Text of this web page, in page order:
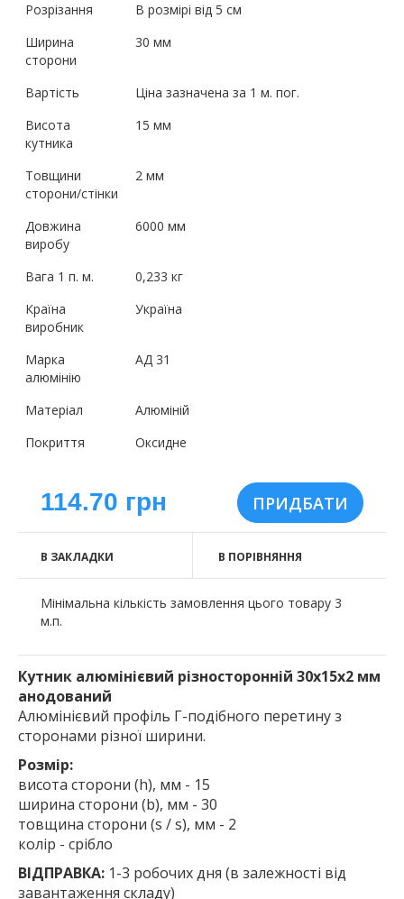
Розрізання
В розмірі від 5 см
Ширина
сторони
30 мм
Вартість
Ціна зазначена за 1 м. пог.
Висота
кутника
15 мм
Товщини
сторони/стінки
2 мм
Довжина
виробу
6000 мм
Вага 1 п. м.
0,233 кг
Країна
виробник
Україна
Марка
алюмінію
АД 31
Матеріал
Алюміній
Покриття
Оксидне
114.70 грн
В ЗАКЛАДКИ В ПОРІВНЯННЯ
Мінімальна кількість замовлення цього товару 3
м.п.
Кутник алюмінієвий різносторонній 30х15х2 мм
анодований
Алюмінієвий профіль Г-подібного перетину з
сторонами різної ширини.
Розмір:
висота сторони (h), мм - 15
ширина сторони (b), мм - 30
товщина сторони (s / s), мм - 2
колір - срібло
ВІДПРАВКА: 1-3 робочих дня (в залежності від
завантаження складу)